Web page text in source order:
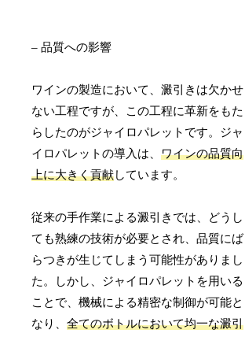
– 品質への影響
ワインの製造において、澱引きは欠かせ
ない工程ですが、この工程に革新をもた
らしたのがジャイロパレットです。ジャ
イロパレットの導入は、ワインの品質向
上に大きく貢献しています。
従来の手作業による澱引きでは、どうし
ても熟練の技術が必要とされ、品質にば
らつきが生じてしまう可能性がありまし
た。しかし、ジャイロパレットを用いる
ことで、機械による精密な制御が可能と
なり、全てのボトルにおいて均一な澱引